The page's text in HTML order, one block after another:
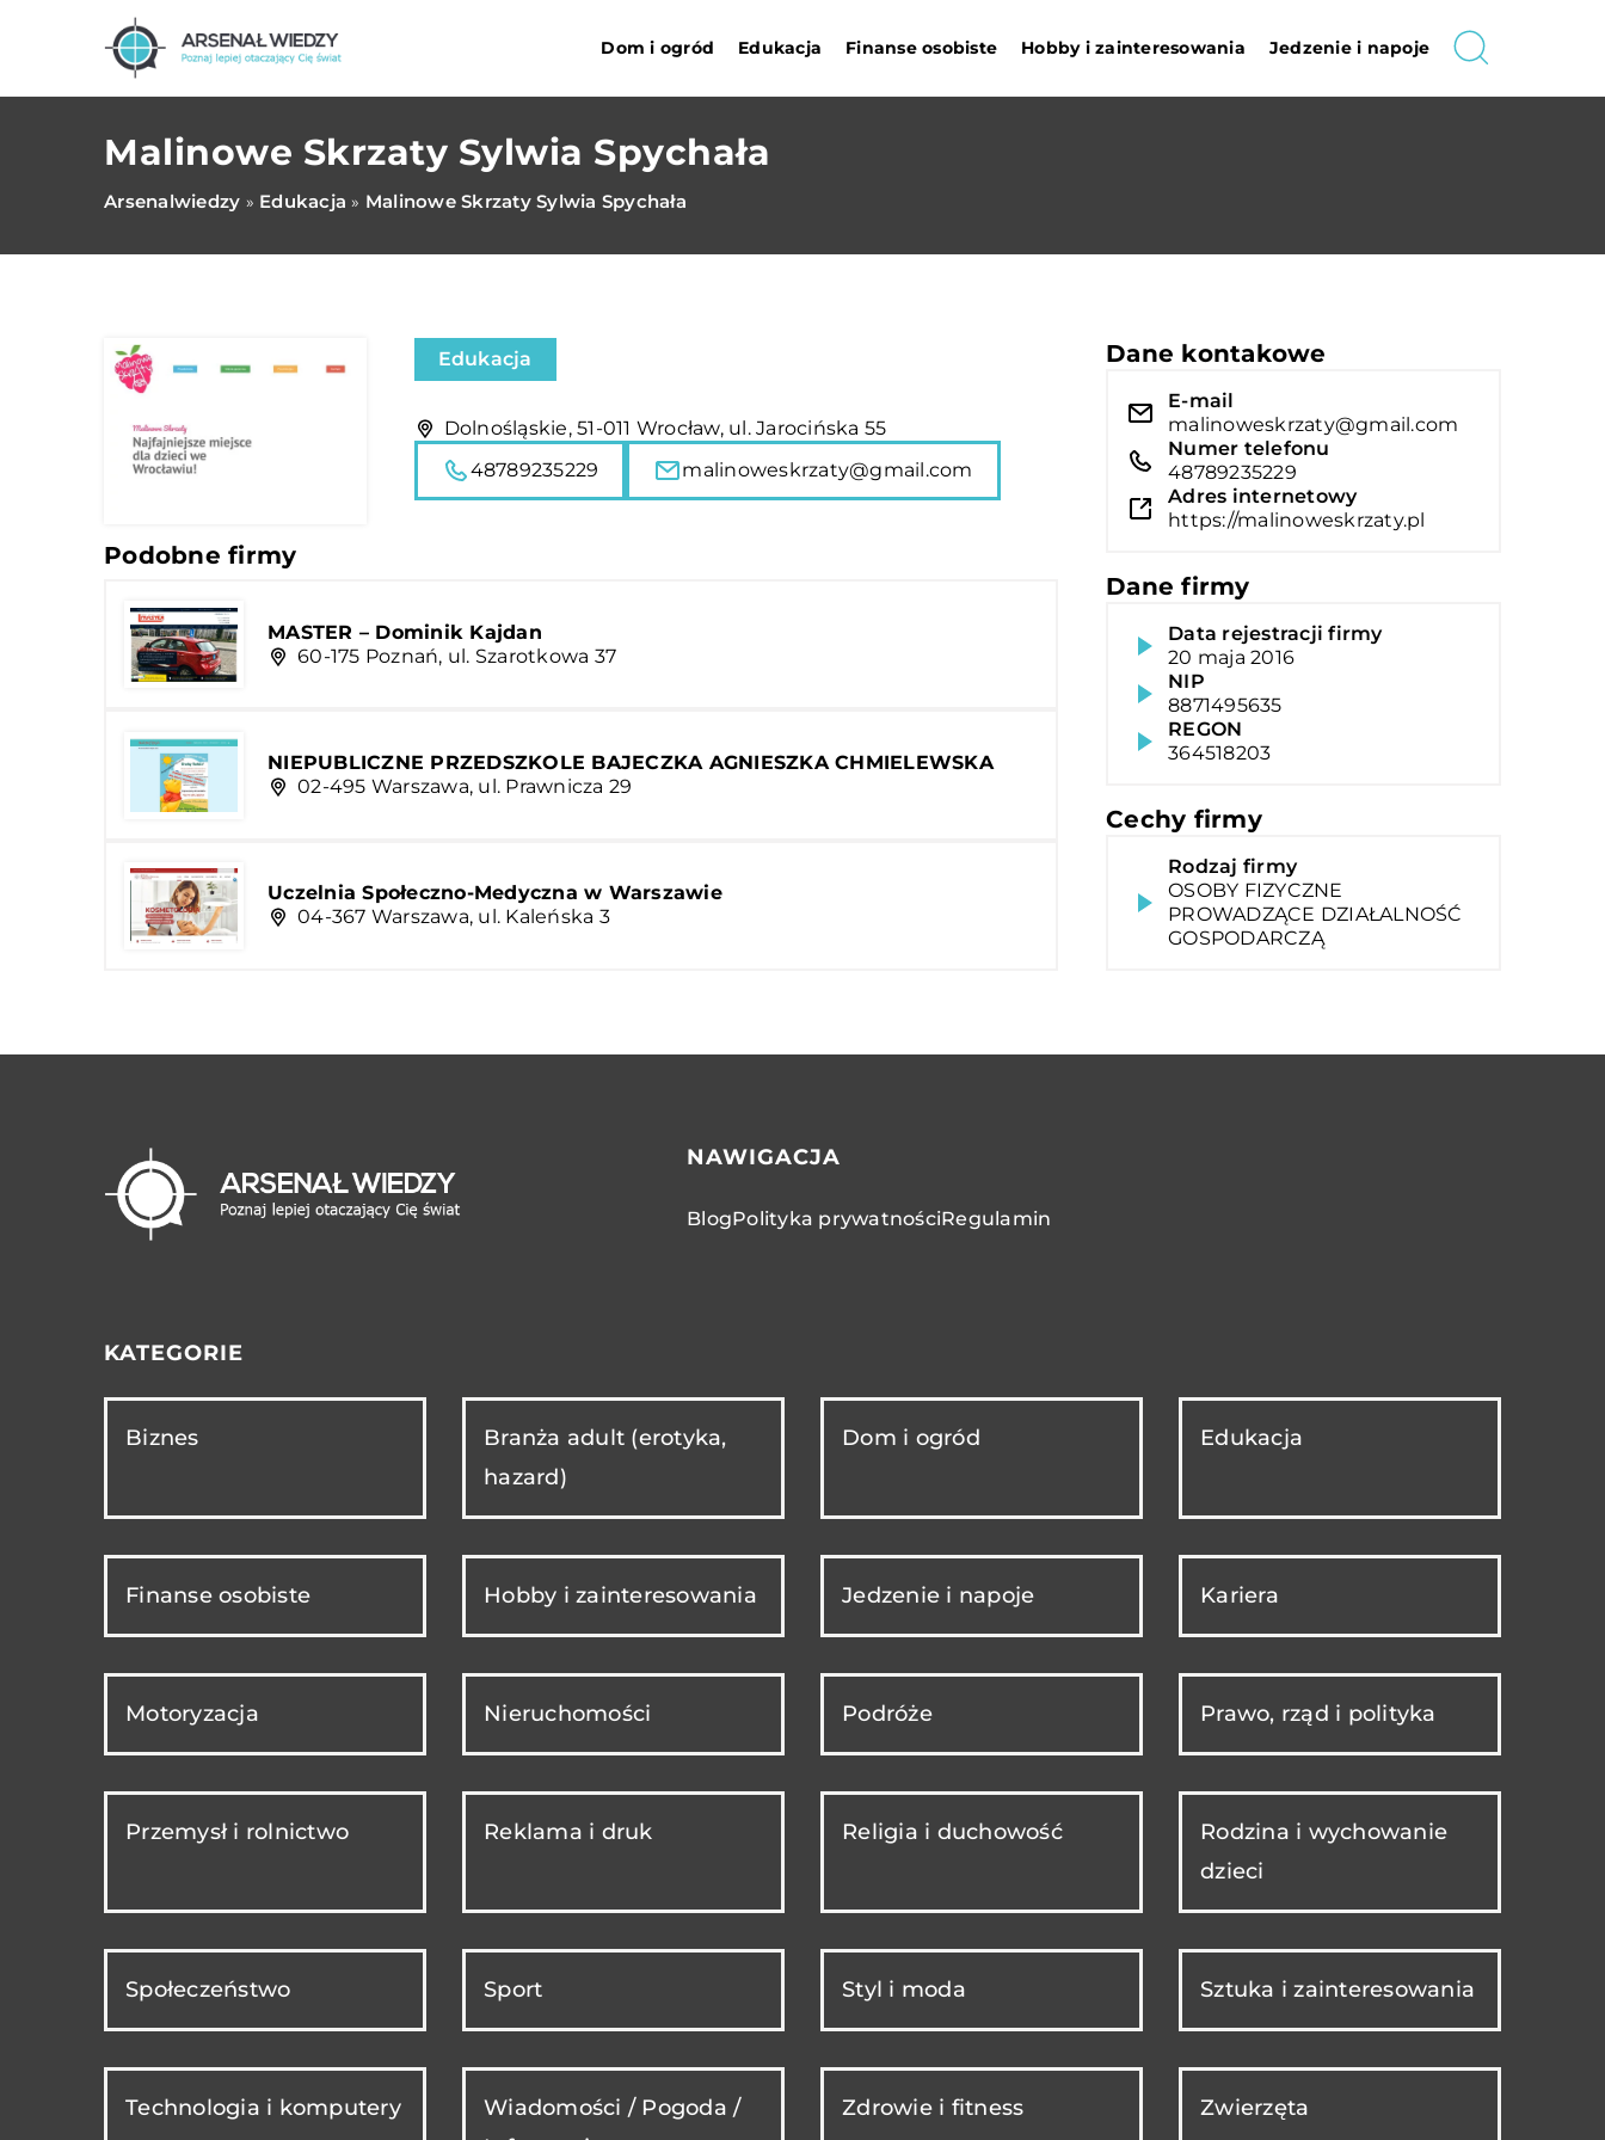
Dom i ogród Edukacja Finanse osobiste Hobby i zainteresowania Jedzenie i napoje
Malinowe Skrzaty Sylwia Spychała
Arsenalwiedzy » Edukacja » Malinowe Skrzaty Sylwia Spychała
Edukacja
Dolnośląskie, 51-011 Wrocław, ul. Jarocińska 55
48789235229
malinoweskrzaty@gmail.com
Podobne firmy
MASTER – Dominik Kajdan
60-175 Poznań, ul. Szarotkowa 37
NIEPUBLICZNE PRZEDSZKOLE BAJECZKA AGNIESZKA CHMIELEWSKA
02-495 Warszawa, ul. Prawnicza 29
Uczelnia Społeczno-Medyczna w Warszawie
04-367 Warszawa, ul. Kaleńska 3
Dane kontakowe
E-mail
malinoweskrzaty@gmail.com
Numer telefonu
48789235229
Adres internetowy
https://malinoweskrzaty.pl
Dane firmy
Data rejestracji firmy
20 maja 2016
NIP
8871495635
REGON
364518203
Cechy firmy
Rodzaj firmy
OSOBY FIZYCZNE
PROWADZĄCE DZIAŁALNOŚĆ
GOSPODARCZĄ
NAWIGACJA
BlogPolityka prywatnościRegulamin
KATEGORIE
Biznes
Branża adult (erotyka,
hazard)
Dom i ogród Edukacja
Finanse osobiste Hobby i zainteresowania Jedzenie i napoje Kariera
Motoryzacja Nieruchomości Podróże Prawo, rząd i polityka
Przemysł i rolnictwo Reklama i druk Religia i duchowość
Rodzina i wychowanie
dzieci
Społeczeństwo Sport Styl i moda Sztuka i zainteresowania
Technologia i komputery
Wiadomości / Pogoda /
Zdrowie i fitness Zwierzęta